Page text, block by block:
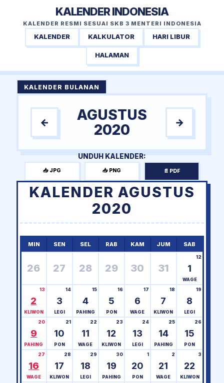
KALENDER INDONESIA
KALENDER RESMI SESUAI SKB 3 MENTERI INDONESIA
KALENDER KALKULATOR HARI LIBUR
HALAMAN
KALENDER BULANAN
←
AGUSTUS
2020
→
UNDUH KALENDER:
📥 JPG 📥 PNG 📄 PDF
KALENDER AGUSTUS
2020
MIN SEN SEL RAB KAM JUM SAB
26 27 28 29 30 31 1
12
WAGE
2
13
KLIWON
3
14
LEGI
4
15
PAHING
5
16
PON
6
17
WAGE
7
18
KLIWON
8
19
LEGI
9
20
PAHING
10
21
PON
11
22
WAGE
12
23
KLIWON
13
24
LEGI
14
25
PAHING
15
26
PON
16
27
WAGE
17
28
KLIWON
18
29
LEGI
19
30
PAHING
20
1
PON
21
2
WAGE
22
3
KLIWON